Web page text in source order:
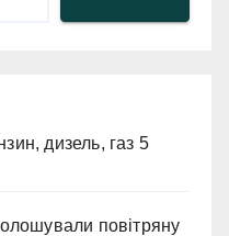
дизель, газ 5
повітряну